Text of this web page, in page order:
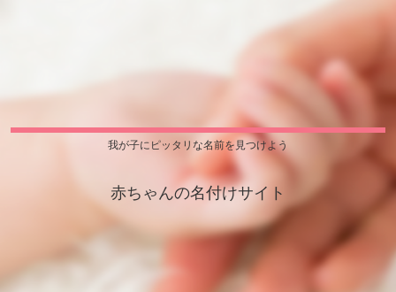
我が子にピッタリな名前を見つけよう
赤ちゃんの名付けサイト